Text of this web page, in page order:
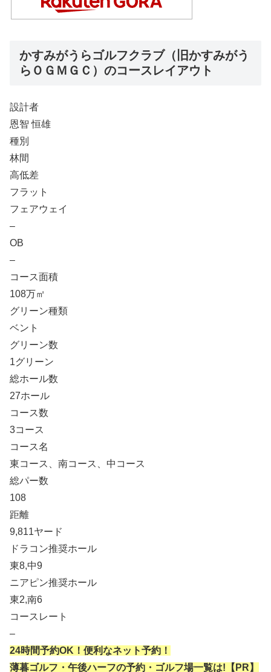
かすみがうらゴルフクラブ（旧かすみがう
らＯＧＭＧＣ）のコースレイアウト
設計者
恩智 恒雄
種別
林間
高低差
フラット
フェアウェイ
–
OB
–
コース面積
108万㎡
グリーン種類
ベント
グリーン数
1グリーン
総ホール数
27ホール
コース数
3コース
コース名
東コース、南コース、中コース
総パー数
108
距離
9,811ヤード
ドラコン推奨ホール
東8,中9
ニアピン推奨ホール
東2,南6
コースレート
–
24時間予約OK！便利なネット予約！
薄暮ゴルフ・午後ハーフの予約・ゴルフ場一覧は!【PR】